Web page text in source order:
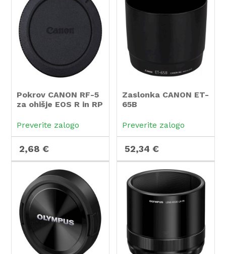
Pokrov CANON RF-5
za ohišje EOS R in RP
Preverite zalogo
2,68 €
Zaslonka CANON ET-
65B
Preverite zalogo
52,34 €